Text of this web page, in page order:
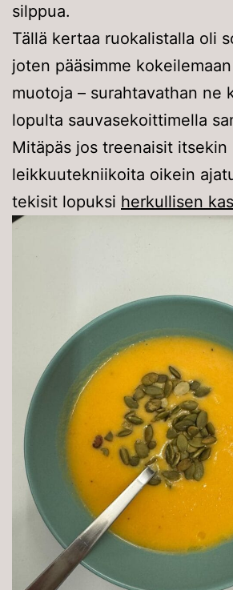
silppua.
Tällä kertaa ruokalistalla oli
joten pääsimme
muotoja – surahtavathan ne
lopulta sauvasekoittimella
Mitäpäs jos treenaisit itsekin
leikkuutekniikoita oikein
tekisit lopuksi herkullisen